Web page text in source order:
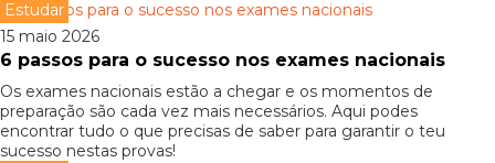
Estudar
15 maio 2026
6 passos para o sucesso nos exames nacionais
Os exames nacionais estão a chegar e os momentos de
preparação são cada vez mais necessários. Aqui podes
encontrar tudo o que precisas de saber para garantir o teu
sucesso nestas provas!